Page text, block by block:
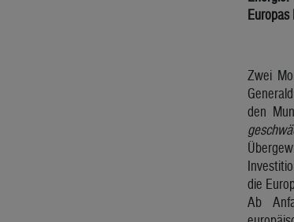
Europas
Zwei
den
die
Ab